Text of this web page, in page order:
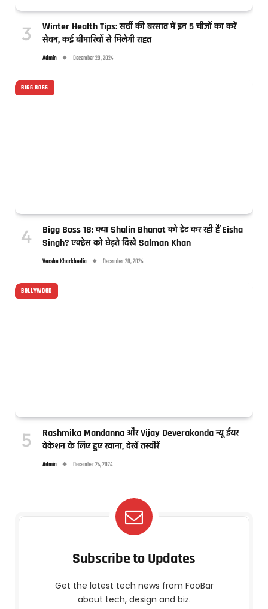
Winter Health Tips: सर्दी की बरसात में इन 5 चीजों का करें
सेवन, कई बीमारियों से मिलेगी राहत
Admin December 29, 2024
BIGG BOSS
Bigg Boss 18: क्या Shalin Bhanot को डेट कर रही हैं Eisha
Singh? एक्ट्रेस को छेड़ते दिखे Salman Khan
Varsha Kharkhodia December 28, 2024
BOLLYWOOD
Rashmika Mandanna और Vijay Deverakonda न्यू ईयर
वेकेशन के लिए हुए रवाना, देखें तस्वीरें
Admin December 24, 2024
Subscribe to Updates
Get the latest tech news from FooBar
about tech, design and biz.